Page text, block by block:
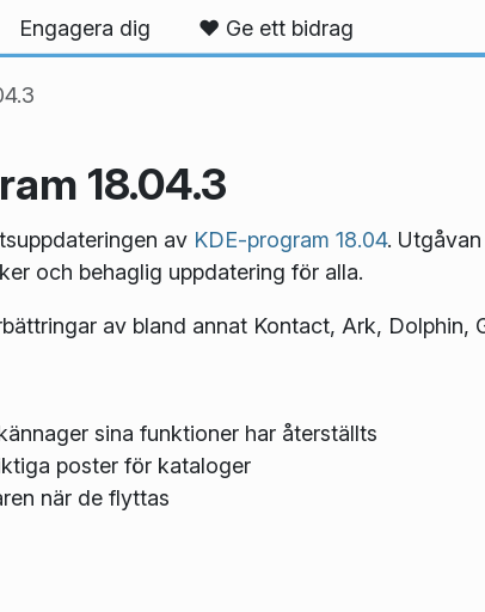
Engagera dig ❤️ Ge ett bidrag
18.04.3
av KDE-program 18.04.
och behaglig uppdatering för alla.
av bland annat Kontact, Ark, Dolphin,
sina funktioner har återställts
poster för kataloger
när de flyttas